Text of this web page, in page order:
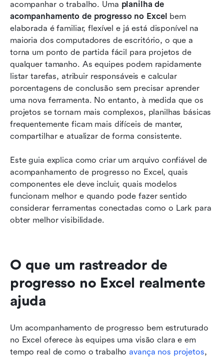
acompanhar o trabalho. Uma planilha de
acompanhamento de progresso no Excel bem
elaborada é familiar, flexível e já está disponível na
maioria dos computadores de escritório, o que a
torna um ponto de partida fácil para projetos de
qualquer tamanho. As equipes podem rapidamente
listar tarefas, atribuir responsáveis e calcular
porcentagens de conclusão sem precisar aprender
uma nova ferramenta. No entanto, à medida que os
projetos se tornam mais complexos, planilhas básicas
frequentemente ficam mais difíceis de manter,
compartilhar e atualizar de forma consistente.
Este guia explica como criar um arquivo confiável de
acompanhamento de progresso no Excel, quais
componentes ele deve incluir, quais modelos
funcionam melhor e quando pode fazer sentido
considerar ferramentas conectadas como o Lark para
obter melhor visibilidade.
O que um rastreador de
progresso no Excel realmente
ajuda
Um acompanhamento de progresso bem estruturado
no Excel oferece às equipes uma visão clara e em
tempo real de como o trabalho avança nos projetos,
acompanhamento estruturado de progresso
Escolhendo entre modelos do Excel e
ferramentas modernas de acompanhamento
Conclusão
Perguntas frequentes
Leitura relacionada